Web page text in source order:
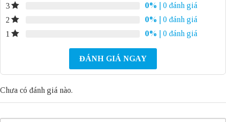
3
0%
| 0 đánh giá
2
0%
| 0 đánh giá
1
0% | 0 đánh giá
ĐÁNH GIÁ NGAY
Chưa có đánh giá nào.